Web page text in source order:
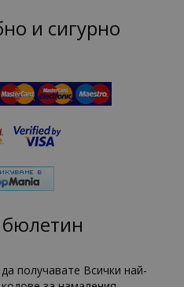
и сигурно
получавате Всички най-